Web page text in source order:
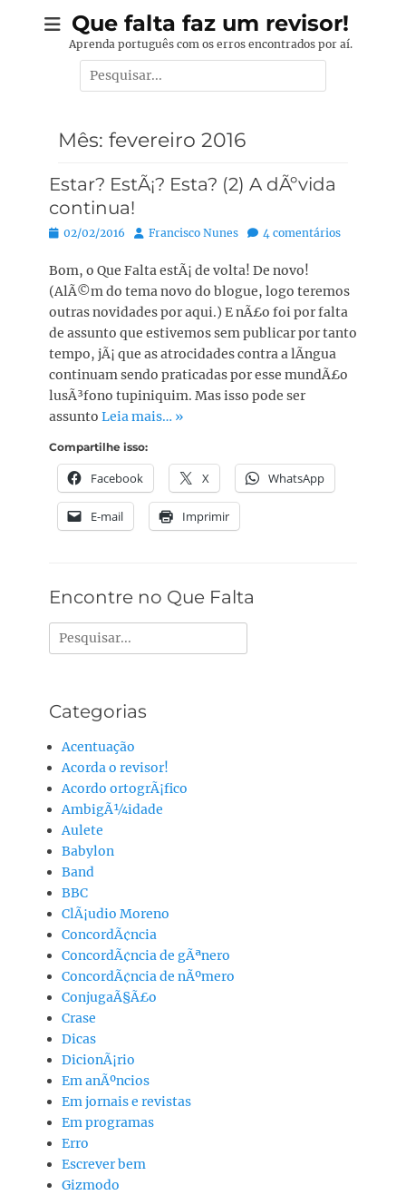
Que falta faz um revisor!
Aprenda português com os erros encontrados por aí.
Pesquisar
por:
Mês: fevereiro 2016
Estar? EstÃ¡? Esta? (2) A dÃºvida
continua!
Posted
02/02/2016 Autor:
Francisco Nunes 4 comentários
Bom, o Que Falta estÃ¡ de volta! De novo!
(AlÃ©m do tema novo do blogue, logo teremos
outras novidades por aqui.) E nÃ£o foi por falta
de assunto que estivemos sem publicar por tanto
tempo, jÃ¡ que as atrocidades contra a lÃ­ngua
continuam sendo praticadas por esse mundÃ£o
lusÃ³fono tupiniquim. Mas isso pode ser
assunto Leia mais… »
Compartilhe isso:
Facebook X WhatsApp
E-mail Imprimir
Encontre no Que Falta
Pesquisar
por:
Categorias
Acentuação
Acorda o revisor!
Acordo ortogrÃ¡fico
AmbigÃ¼idade
Aulete
Babylon
Band
BBC
ClÃ¡udio Moreno
ConcordÃ¢ncia
ConcordÃ¢ncia de gÃªnero
ConcordÃ¢ncia de nÃºmero
ConjugaÃ§Ã£o
Crase
Dicas
DicionÃ¡rio
Em anÃºncios
Em jornais e revistas
Em programas
Erro
Escrever bem
Gizmodo